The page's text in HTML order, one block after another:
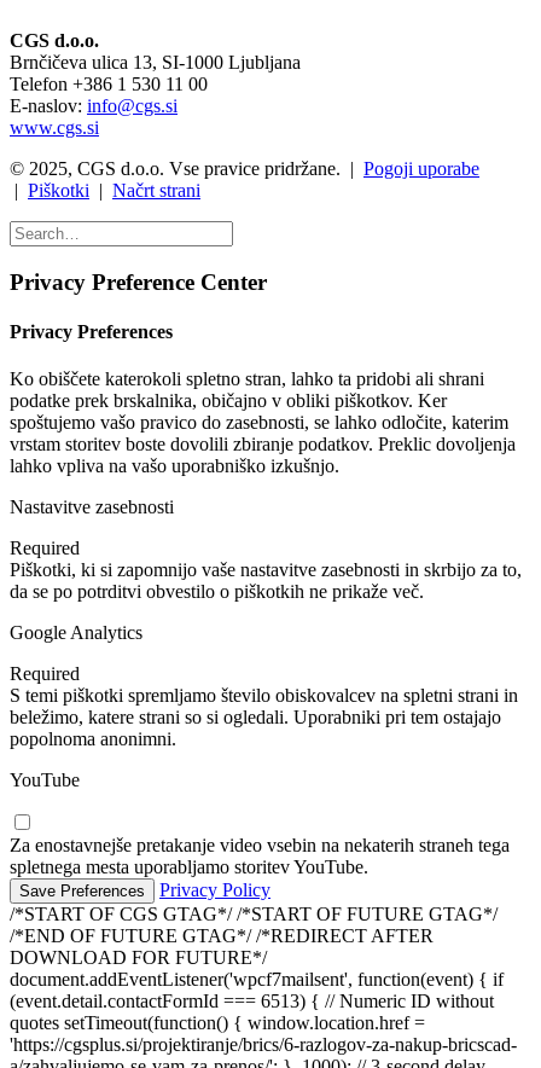
CGS d.o.o.
Brnčičeva ulica 13, SI-1000 Ljubljana
Telefon +386 1 530 11 00
E-naslov: info@cgs.si
www.cgs.si
© 2025, CGS d.o.o. Vse pravice pridržane. | Pogoji uporabe
| Piškotki | Načrt strani
Privacy Preference Center
Privacy Preferences
Ko obiščete katerokoli spletno stran, lahko ta pridobi ali shrani
podatke prek brskalnika, običajno v obliki piškotkov. Ker
spoštujemo vašo pravico do zasebnosti, se lahko odločite, katerim
vrstam storitev boste dovolili zbiranje podatkov. Preklic dovoljenja
lahko vpliva na vašo uporabniško izkušnjo.
Nastavitve zasebnosti
Required
Piškotki, ki si zapomnijo vaše nastavitve zasebnosti in skrbijo za to,
da se po potrditvi obvestilo o piškotkih ne prikaže več.
Google Analytics
Required
S temi piškotki spremljamo število obiskovalcev na spletni strani in
beležimo, katere strani so si ogledali. Uporabniki pri tem ostajajo
popolnoma anonimni.
YouTube
Za enostavnejše pretakanje video vsebin na nekaterih straneh tega
spletnega mesta uporabljamo storitev YouTube.
Privacy Policy
/*START OF CGS GTAG*//*START OF FUTURE GTAG*/
/*END OF FUTURE GTAG*/ /*REDIRECT AFTER
DOWNLOAD FOR FUTURE*/
document.addEventListener('wpcf7mailsent', function(event) { if
(event.detail.contactFormId === 6513) { // Numeric ID without
quotes setTimeout(function() { window.location.href =
'https://cgsplus.si/projektiranje/brics/6-razlogov-za-nakup-bricscad-